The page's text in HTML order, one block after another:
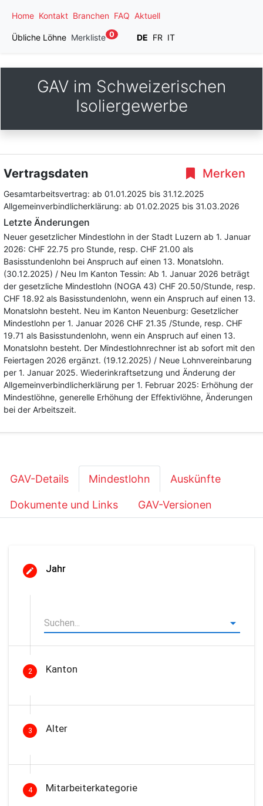
Home Kontakt Branchen FAQ Aktuell
Übliche Löhne Merkliste 0 DE FR IT
GAV im Schweizerischen
Isoliergewerbe
Merken
Vertragsdaten
Gesamtarbeitsvertrag: ab 01.01.2025 bis 31.12.2025
Allgemeinverbindlicherklärung: ab 01.02.2025 bis 31.03.2026
Letzte Änderungen
Neuer gesetzlicher Mindestlohn in der Stadt Luzern ab 1. Januar
2026: CHF 22.75 pro Stunde, resp. CHF 21.00 als
Basisstundenlohn bei Anspruch auf einen 13. Monatslohn.
(30.12.2025) / Neu Im Kanton Tessin: Ab 1. Januar 2026 beträgt
der gesetzliche Mindestlohn (NOGA 43) CHF 20.50/Stunde, resp.
CHF 18.92 als Basisstundenlohn, wenn ein Anspruch auf einen 13.
Monatslohn besteht. Neu im Kanton Neuenburg: Gesetzlicher
Mindestlohn per 1. Januar 2026 CHF 21.35 /Stunde, resp. CHF
19.71 als Basisstundenlohn, wenn ein Anspruch auf einen 13.
Monatslohn besteht. Der Mindestlohnrechner ist ab sofort mit den
Feiertagen 2026 ergänzt. (19.12.2025) / Neue Lohnvereinbarung
per 1. Januar 2025. Wiederinkraftsetzung und Änderung der
Allgemeinverbindlicherklärung per 1. Februar 2025: Erhöhung der
Mindestlöhne, generelle Erhöhung der Effektivlöhne, Änderungen
bei der Arbeitszeit.
GAV-Details Mindestlohn Auskünfte
Dokumente und Links GAV-Versionen
Jahr
2 Kanton
3 Alter
4 Mitarbeiterkategorie